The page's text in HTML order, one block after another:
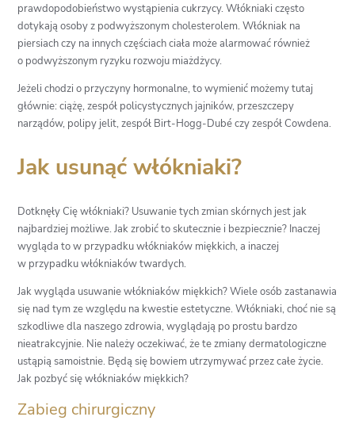
prawdopodobieństwo wystąpienia cukrzycy. Włókniaki często
dotykają osoby z podwyższonym cholesterolem. Włókniak na
piersiach czy na innych częściach ciała może alarmować również
o podwyższonym ryzyku rozwoju miażdżycy.
Jeżeli chodzi o przyczyny hormonalne, to wymienić możemy tutaj
głównie: ciążę, zespół policystycznych jajników, przeszczepy
narządów, polipy jelit, zespół Birt-Hogg-Dubé czy zespół Cowdena.
Jak usunąć włókniaki?
Dotknęły Cię włókniaki? Usuwanie tych zmian skórnych jest jak
najbardziej możliwe. Jak zrobić to skutecznie i bezpiecznie? Inaczej
wygląda to w przypadku włókniaków miękkich, a inaczej
w przypadku włókniaków twardych.
Jak wygląda usuwanie włókniaków miękkich? Wiele osób zastanawia
się nad tym ze względu na kwestie estetyczne. Włókniaki, choć nie są
szkodliwe dla naszego zdrowia, wyglądają po prostu bardzo
nieatrakcyjnie. Nie należy oczekiwać, że te zmiany dermatologiczne
ustąpią samoistnie. Będą się bowiem utrzymywać przez całe życie.
Jak pozbyć się włókniaków miękkich?
Zabieg chirurgiczny